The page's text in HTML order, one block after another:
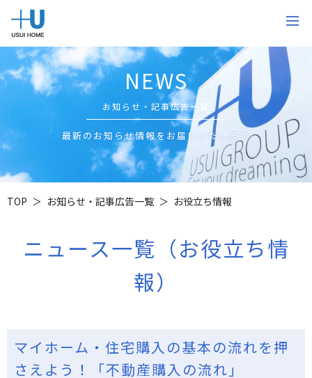
NEWS
お知らせ・記事広告一覧
最新のお知らせ情報をお届けいたします
TOP お知らせ・記事広告一覧 お役立ち情報
ニュース一覧（お役立ち情
報）
マイホーム・住宅購入の基本の流れを押
さえよう！「不動産購入の流れ」